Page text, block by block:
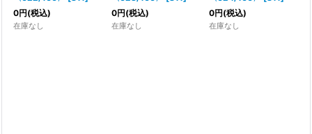
0円(税込)
在庫なし
0円(税込)
在庫なし
0円(税込)
在庫なし